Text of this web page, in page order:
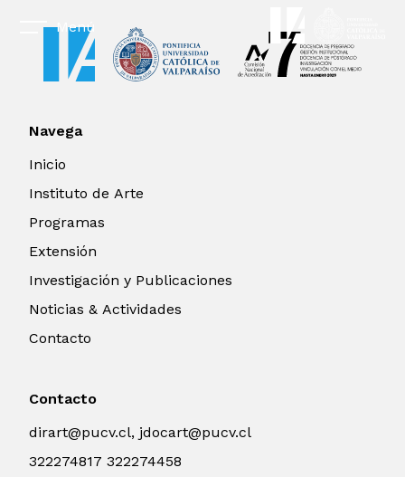
Menú
Navega
Inicio
Instituto de Arte
Programas
Extensión
Investigación y Publicaciones
Noticias & Actividades
Contacto
Contacto
dirart@pucv.cl, jdocart@pucv.cl
322274817 322274458